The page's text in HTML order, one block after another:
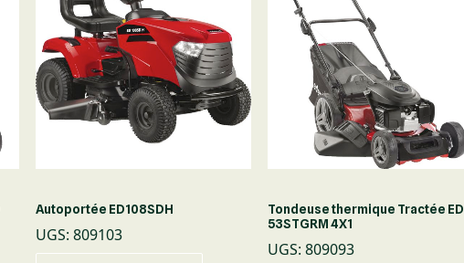
Autoportée ED108SDH
UGS: 809103
Tondeuse thermique Tractée ED
53STGRM 4X1
UGS: 809093